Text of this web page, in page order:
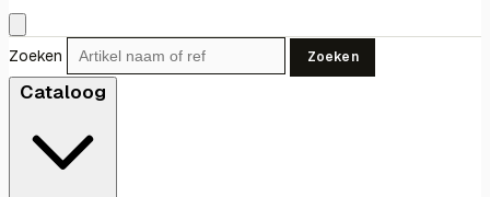
Zoeken Zoeken
Cataloog